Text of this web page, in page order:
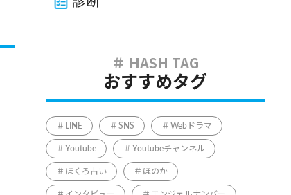
おすすめタグ
LINE SNS Webドラマ
Youtube Youtubeチャンネル
ほくろ占い ほのか